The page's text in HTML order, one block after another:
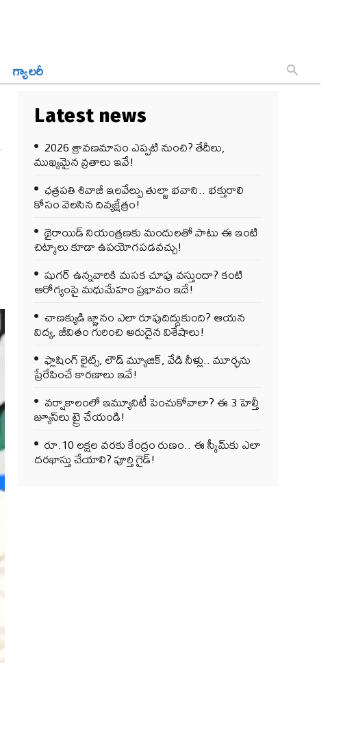
గ్యాలరీ
Latest news
2026 శ్రావణమాసం ఎప్పటి నుంచి? తేదీలు,
ముఖ్యమైన వ్రతాలు ఇవే!
ఛత్రపతి శివాజీ ఇలవేల్పు తుల్జా భవాని.. భక్తురాలి
కోసం వెలసిన దివ్యక్షేత్రం!
థైరాయిడ్ నియంత్రణకు మందులతో పాటు ఈ ఇంటి
చిట్కాలు కూడా ఉపయోగపడవచ్చు!
షుగర్ ఉన్నవారికి మసక చూపు వస్తుందా? కంటి
ఆరోగ్యంపై మధుమేహం ప్రభావం ఇదే!
చాణక్యుడి జ్ఞానం ఎలా రూపుదిద్దుకుంది? ఆయన
విద్య, జీవితం గురించి అరుదైన విశేషాలు!
ఫ్లాషింగ్ లైట్స్, లౌడ్ మ్యూజిక్, వేడి నీళ్లు.. మూర్ఛను
ప్రేరేపించే కారణాలు ఇవే!
వర్షాకాలంలో ఇమ్యూనిటీ పెంచుకోవాలా? ఈ 3 హెల్తీ
జ్యూస్‌లు ట్రై చేయండి!
రూ.10 లక్షల వరకు కేంద్రం రుణం.. ఈ స్కీమ్‌కు ఎలా
దరఖాస్తు చేయాలి? పూర్తి గైడ్!